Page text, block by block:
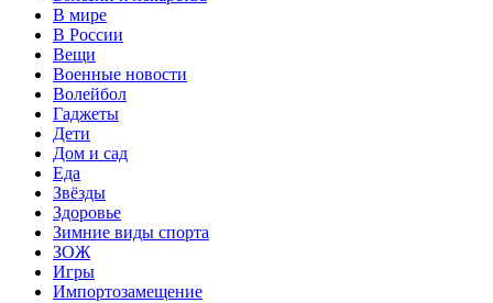
В мире
В России
Вещи
Военные новости
Волейбол
Гаджеты
Дети
Дом и сад
Еда
Звёзды
Здоровье
Зимние виды спорта
ЗОЖ
Игры
Импортозамещение